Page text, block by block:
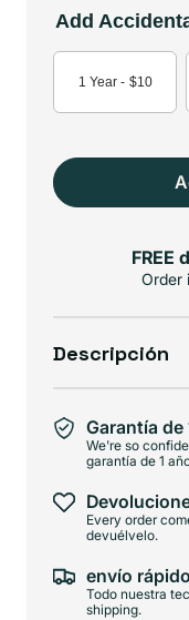
oferta
Add
1 Year - $10
FREE
Order
Descripción
Garantía de
We're so
garantía de 1
Every order
devuélvelo.
envío
Todo nuestra
shipping.